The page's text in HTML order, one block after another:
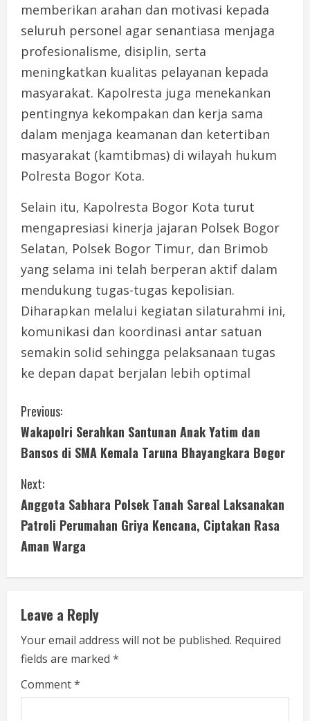
memberikan arahan dan motivasi kepada
seluruh personel agar senantiasa menjaga
profesionalisme, disiplin, serta
meningkatkan kualitas pelayanan kepada
masyarakat. Kapolresta juga menekankan
pentingnya kekompakan dan kerja sama
dalam menjaga keamanan dan ketertiban
masyarakat (kamtibmas) di wilayah hukum
Polresta Bogor Kota.
Selain itu, Kapolresta Bogor Kota turut
mengapresiasi kinerja jajaran Polsek Bogor
Selatan, Polsek Bogor Timur, dan Brimob
yang selama ini telah berperan aktif dalam
mendukung tugas-tugas kepolisian.
Diharapkan melalui kegiatan silaturahmi ini,
komunikasi dan koordinasi antar satuan
semakin solid sehingga pelaksanaan tugas
ke depan dapat berjalan lebih optimal
C
o
n
t
i
n
u
e
R
e
a
Previous:
Wakapolri Serahkan Santunan Anak Yatim dan
Bansos di SMA Kemala Taruna Bhayangkara Bogor
Next:
Anggota Sabhara Polsek Tanah Sareal Laksanakan
Patroli Perumahan Griya Kencana, Ciptakan Rasa
Aman Warga
Leave a Reply
Your email address will not be published. Required
fields are marked *
Comment*